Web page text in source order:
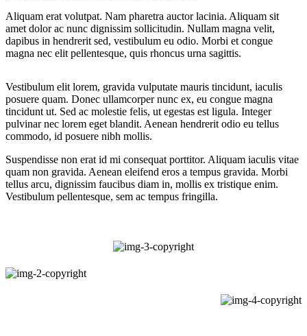
Aliquam erat volutpat. Nam pharetra auctor lacinia. Aliquam sit
amet dolor ac nunc dignissim sollicitudin. Nullam magna velit,
dapibus in hendrerit sed, vestibulum eu odio. Morbi et congue
magna nec elit pellentesque, quis rhoncus urna sagittis.
Vestibulum elit lorem, gravida vulputate mauris tincidunt, iaculis
posuere quam. Donec ullamcorper nunc ex, eu congue magna
tincidunt ut. Sed ac molestie felis, ut egestas est ligula. Integer
pulvinar nec lorem eget blandit. Aenean hendrerit odio eu tellus
commodo, id posuere nibh mollis.
Suspendisse non erat id mi consequat porttitor. Aliquam iaculis vitae
quam non gravida. Aenean eleifend eros a tempus gravida. Morbi
tellus arcu, dignissim faucibus diam in, mollis ex tristique enim.
Vestibulum pellentesque, sem ac tempus fringilla.